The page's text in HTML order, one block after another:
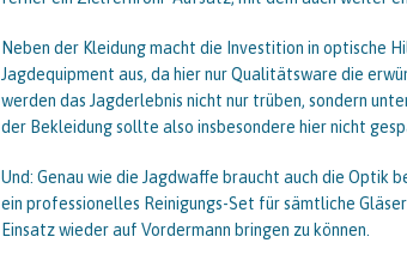
Neben der Kleidung macht die Investition in optische
Jagdequipment aus, da hier nur Qualitätsware die
werden das Jagderlebnis nicht nur trüben, sondern
der Bekleidung sollte also insbesondere hier nicht
Und: Genau wie die Jagdwaffe braucht auch die Optik
ein professionelles Reinigungs-Set für sämtliche
Einsatz wieder auf Vordermann bringen zu können.